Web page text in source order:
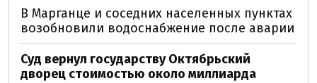
В Марганце и соседних населенных пунктах
возобновили водоснабжение после аварии
Суд вернул государству Октябрьский
дворец стоимостью около миллиарда